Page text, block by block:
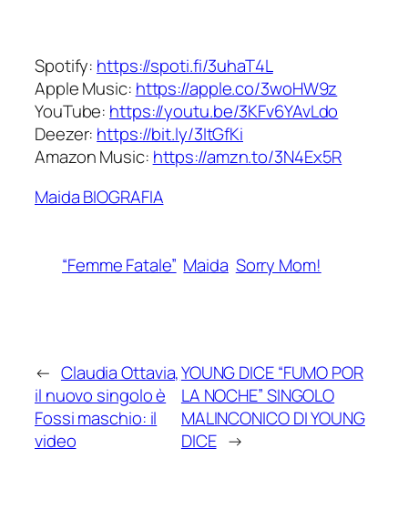
Spotify: https://spoti.fi/3uhaT4L
Apple Music: https://apple.co/3woHW9z
YouTube: https://youtu.be/3KFv6YAvLdo
Deezer: https://bit.ly/3ItGfKi
Amazon Music: https://amzn.to/3N4Ex5R
Maida BIOGRAFIA
“Femme Fatale” Maida Sorry Mom!
← Claudia Ottavia,
il nuovo singolo è
Fossi maschio: il
video
YOUNG DICE “FUMO POR
LA NOCHE” SINGOLO
MALINCONICO DI YOUNG
DICE →